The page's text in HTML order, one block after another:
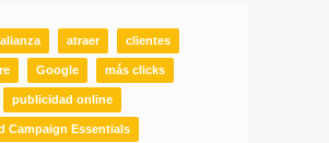
alianza atraer clientes
Google más clicks
publicidad online
Campaign Essentials